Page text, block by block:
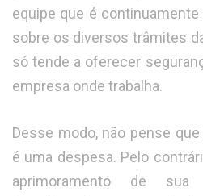
equipe que é
sobre os diversos trâmites
só tende a oferecer
empresa onde trabalha.
Desse modo, não pense
é uma despesa. Pelo
aprimoramento de